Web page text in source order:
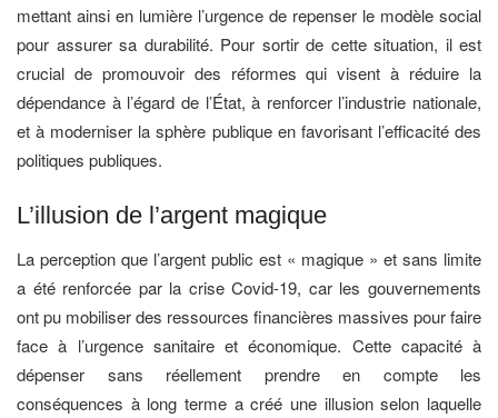
mettant ainsi en lumière l’urgence de repenser le modèle social
pour assurer sa durabilité. Pour sortir de cette situation, il est
crucial de promouvoir des réformes qui visent à réduire la
dépendance à l’égard de l’État, à renforcer l’industrie nationale,
et à moderniser la sphère publique en favorisant l’efficacité des
politiques publiques.
L’illusion de l’argent magique
La perception que l’argent public est « magique » et sans limite
a été renforcée par la crise Covid-19, car les gouvernements
ont pu mobiliser des ressources financières massives pour faire
face à l’urgence sanitaire et économique. Cette capacité à
dépenser sans réellement prendre en compte les
conséquences à long terme a créé une illusion selon laquelle